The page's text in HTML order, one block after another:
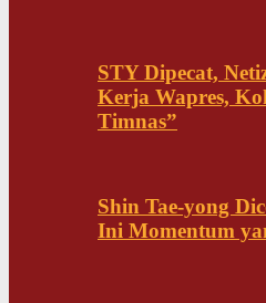
STY Dipecat,
Kerja Wapres,
Timnas”
Shin Tae-yong
Ini Momentum